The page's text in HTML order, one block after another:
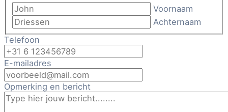
Voornaam
Achternaam
Telefoon
E-mailadres
Opmerking en bericht